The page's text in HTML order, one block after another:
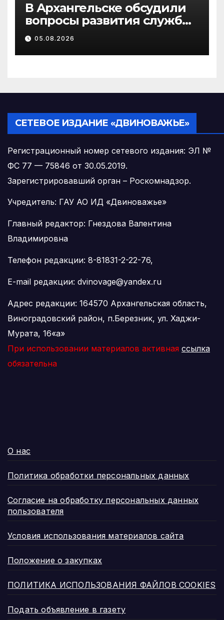
В Архангельске обсудили
вопросы развития службы
крови Поморья
05.08.2026
СЕТЕВОЕ ИЗДАНИЕ «ДВИНОВАЖЬЕ»
Регистрационный номер сетевого издания: ЭЛ №
ФС 77 — 75846 от 30.05.2019.
Зарегистрировавший орган – Роскомнадзор.
Учредитель: ГАУ АО ИД «Двиноважье»
Главный редактор: Гнездова Валентина
Владимировна
Телефон редакции: 8-81831-2-22-76,
E-mail редакции: dvinovage@yandex.ru
Адрес редакции: 164570 Архангельская область,
Виноградовский район, п.Березник, ул. Хаджи-
Мурата, 16«а»
При использовании материалов активная ссылка
обязательна
О нас
Политика обработки персональных данных
Согласие на обработку персональных данных
пользователя
Условия использования материалов сайта
Положение о закупках
ПОЛИТИКА ИСПОЛЬЗОВАНИЯ ФАЙЛОВ COOKIES
Подать объявление в газету